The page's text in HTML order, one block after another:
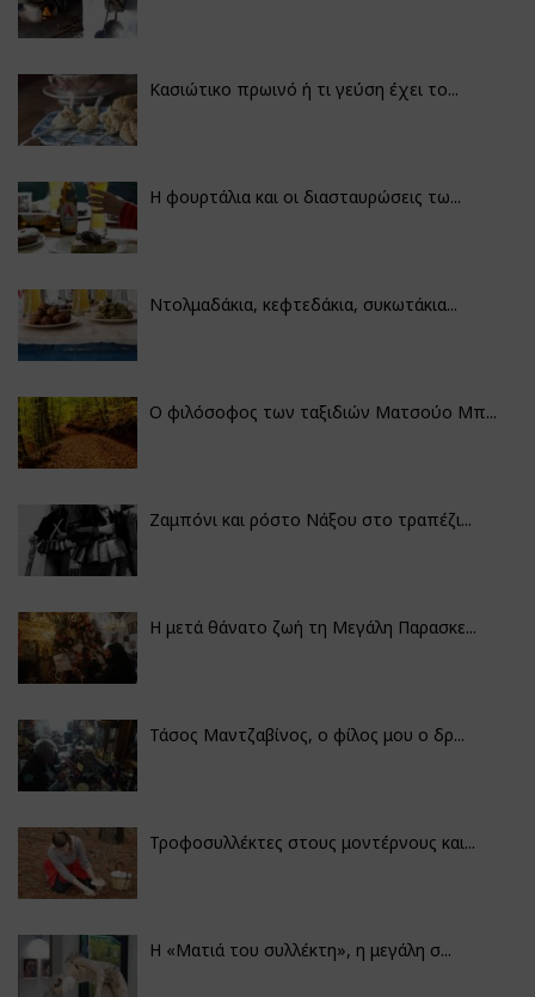
Κασιώτικο πρωινό ή τι γεύση έχει το...
Η φουρτάλια και οι διασταυρώσεις τω...
Ντολμαδάκια, κεφτεδάκια, συκωτάκια...
Ο φιλόσοφος των ταξιδιών Ματσούο Μπ...
Ζαμπόνι και ρόστο Νάξου στο τραπέζι...
Η μετά θάνατο ζωή τη Μεγάλη Παρασκε...
Τάσος Μαντζαβίνος, ο φίλος μου ο δρ...
Τροφοσυλλέκτες στους μοντέρνους και...
H «Ματιά του συλλέκτη», η μεγάλη σ...